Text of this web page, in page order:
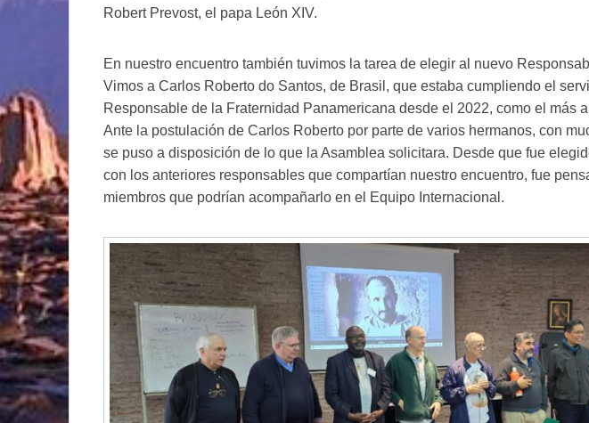
Robert Prevost, el papa León XIV.
En nuestro encuentro también tuvimos la tarea de elegir al nuevo
Vimos a Carlos Roberto do Santos, de Brasil, que estaba cumpliendo el
Responsable de la Fraternidad Panamericana desde el 2022, como el más
Ante la postulación de Carlos Roberto por parte de varios hermanos, con
se puso a disposición de lo que la Asamblea solicitara. Desde que fue
con los anteriores responsables que compartían nuestro encuentro, fue
miembros que podrían acompañarlo en el Equipo Internacional.